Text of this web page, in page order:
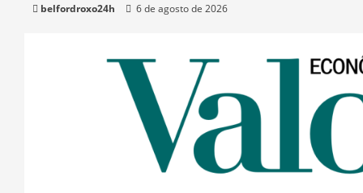
Mundo
belfordroxo24h
6 de agosto de 2026